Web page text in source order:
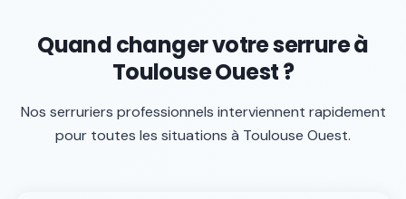
Quand changer votre serrure à
Toulouse Ouest ?
Nos serruriers professionnels interviennent rapidement
pour toutes les situations à Toulouse Ouest.